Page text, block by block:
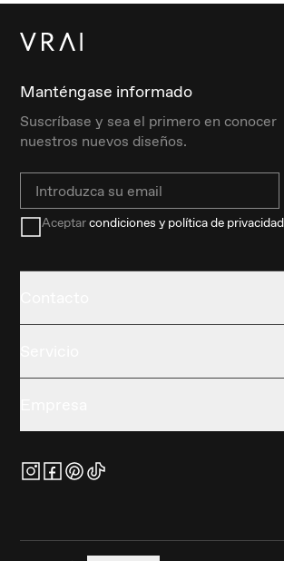
Manténgase informado
Suscríbase y sea el primero en conocer
nuestros nuevos diseños.
Email
Aceptarcondiciones y política de privacidad